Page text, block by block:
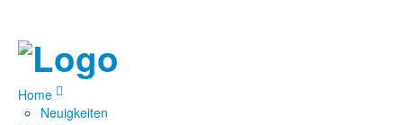
Home
Neuigkeiten